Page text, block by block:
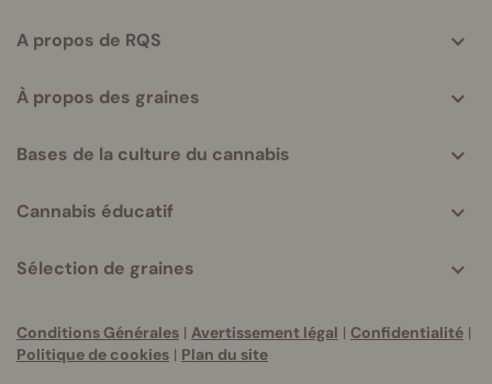
A propos de RQS
À propos des graines
Bases de la culture du cannabis
Cannabis éducatif
Sélection de graines
Conditions Générales | Avertissement légal | Confidentialité |
Politique de cookies | Plan du site